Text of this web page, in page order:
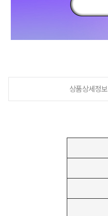
상품상세정보